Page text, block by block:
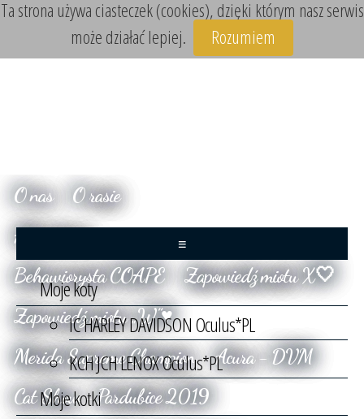
O nas
O rasie
Aktualności
Behawiorysta COAPE
Zapowiedź miotu X🤍
Zapowiedź miotu „W”♥️
Merida Supreme Champion
Acura - DVM
Cat Show - Pardubice 2019
≡
Moje koty
IC HARLEY DAVIDSON Oculus*PL
KCH JCH LENOX Oculus*PL
Moje kotki
Ta strona używa ciasteczek (cookies), dzięki którym nasz serwis
może działać lepiej.
Rozumiem